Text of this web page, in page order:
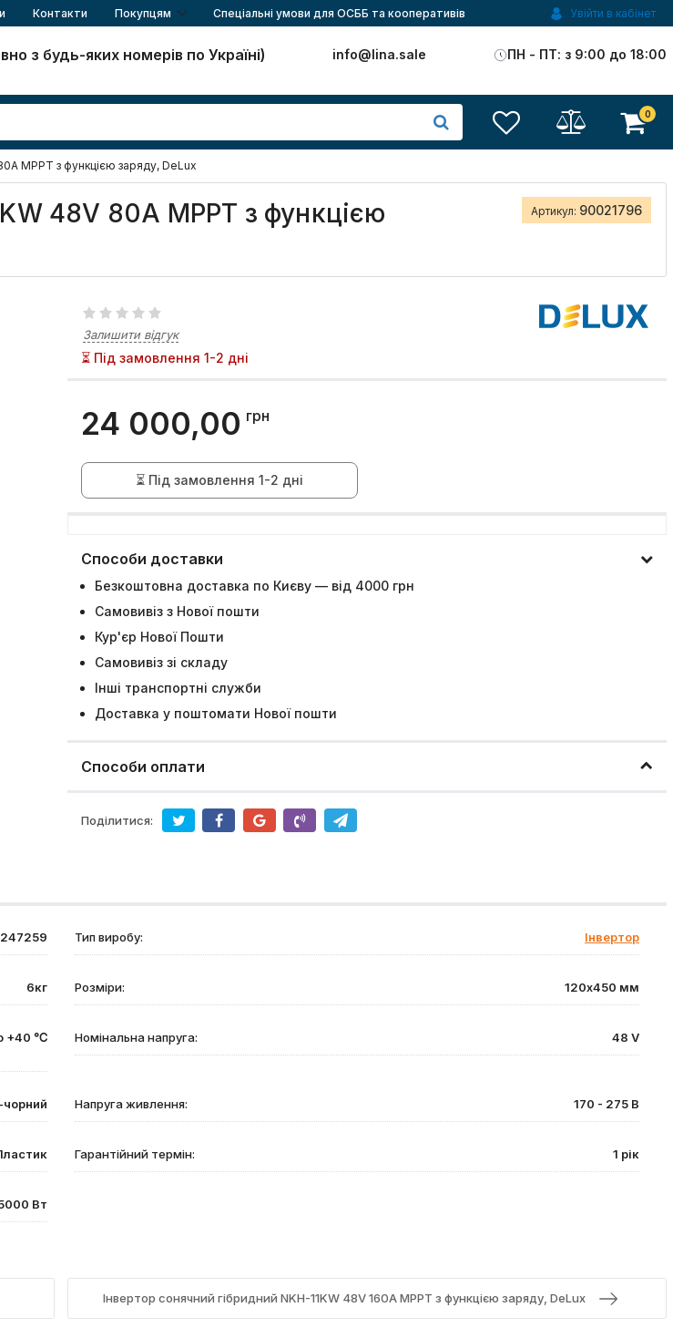
Контакти Покупцям Спеціальні умови для ОСББ та кооперативів Увійти в кабінет
з будь-яких номерів по Україні) info@lina.sale ПН - ПТ: з 9:00 до 18:00
0
MPPT з функцією заряду, DeLux
48V 80А MPPT з функцією
Артикул: 90021796
Залишити відгук
⏳ Під замовлення 1-2 дні
24 000,00 грн
⏳ Під замовлення 1-2 дні
Способи доставки
Безкоштовна доставка по Києву — від 4000 грн
Самовивіз з Нової пошти
Кур'єр Нової Пошти
Самовивіз зі складу
Інші транспортні служби
Доставка у поштомати Нової пошти
Способи оплати
Поділитися:
Тип виробу: Інвертор
6кг Розміри: 120х450 мм
+40 ℃ Номінальна напруга: 48 V
чорний Напруга живлення: 170 - 275 В
Гарантійний термін: 1 рік
Вт
Інвертор сонячний гібридний NKH-11KW 48V 160А MPPT з функцією заряду, DeLux